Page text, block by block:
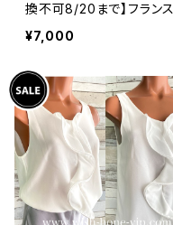
換不可8/20まで】フランス
インポート・BIGシャツ｜ピ
ンストライプ デザインシャ
ロングシャツ/ブルー
¥7,000